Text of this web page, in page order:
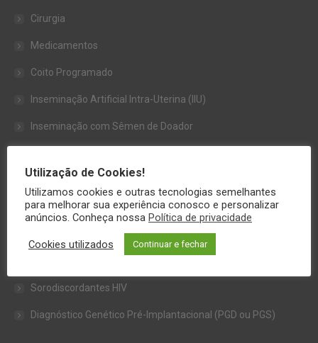
Cirurgia
Medicamentos
Coito Programado
Inseminação Artificial Intra-Uterina (IIU)
Inseminação com Sêmen de Doador
Injeção Intra-Citoplasmática de Espermatozóides (ICSI)
Criopreservação de Embriões
Doação de Óvulos (Ovodoação)
Sorodiscordantes HIV
Diagnóstico Genético Pré-Implantacional (PGD ou PGS)
Utilização de Cookies!
Utilizamos cookies e outras tecnologias semelhantes
para melhorar sua experiência conosco e personalizar
anúncios. Conheça nossa Política de privacidade
Cookies utilizados Continuar e fechar